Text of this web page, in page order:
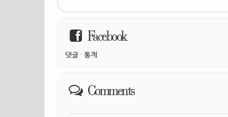
Facebook
댓글 · 통계
Comments